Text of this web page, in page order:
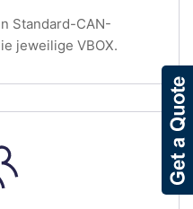
Standard-CAN-
jeweilige VBOX.